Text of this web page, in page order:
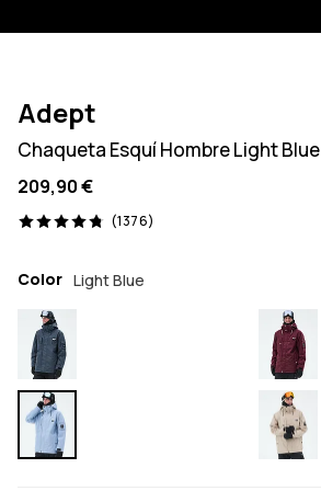
Adept
Chaqueta Esquí Hombre Light Blue
209,90 €
(1376)
1376 opiniones, 4.8/5
Color Light Blue